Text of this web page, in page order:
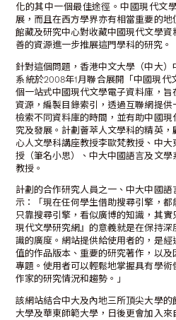
化的其中一個最佳途徑。中國現代文
展，而且在西方學界亦有相當重要的
館藏及研究中心對收藏中國現代文學
善的資源進一步推展這門學科的研究。
針對這個問題，香港中文大學（中大
系統於2008年1月聯合展開「中國現
個一站式中國現代文學電子資料庫，
資源，編製目錄索引，透過互聯網提
檢索不同資料庫的時間，並有助中國
究及發展。計劃薈萃人文學科的精英
心人文學科講座教授李歐梵教授、中
授（筆名小思）、中大中國語言及文
教授。
計劃的合作研究人員之一、中大中國
示：「現在任何學生借助搜尋引擎，
只靠搜尋引擎，看似廣博的知識，其
現代文學研究網』的意義就是在保持
識的廣度。網站提供給使用者的，是
值的作品版本、重要的研究著作，以
專題。使用者可以輕鬆地掌握具有學
作家的研究情況和趨勢。」
該網站結合中大及內地三所頂尖大學
大學及華東師範大學，日後更會加入